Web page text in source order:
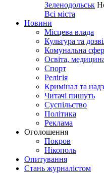
Зеленодольськ
Всі міста
Новини
Місцева влада
Культура та
Комунальна
Освіта,
Спорт
Релігія
Кримінал та
Читачі пишуть
Суспільство
Політика
Реклама
Оголошення
Покров
Нікополь
Опитування
Стань журналістом